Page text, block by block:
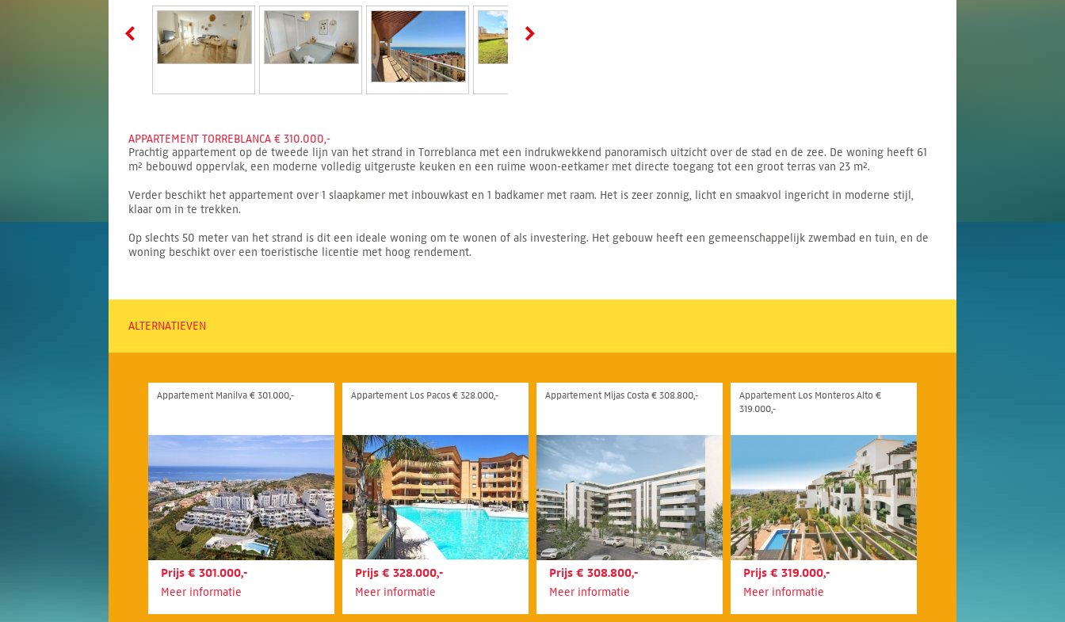
APPARTEMENT TORREBLANCA € 310.000,-
Prachtig appartement op de tweede lijn van het strand in Torreblanca met een indrukwekkend panoramisch uitzicht over de stad en de zee. De woning heeft 61
m² bebouwd oppervlak, een moderne volledig uitgeruste keuken en een ruime woon-eetkamer met directe toegang tot een groot terras van 23 m².
Verder beschikt het appartement over 1 slaapkamer met inbouwkast en 1 badkamer met raam. Het is zeer zonnig, licht en smaakvol ingericht in moderne stijl,
klaar om in te trekken.
Op slechts 50 meter van het strand is dit een ideale woning om te wonen of als investering. Het gebouw heeft een gemeenschappelijk zwembad en tuin, en de
woning beschikt over een toeristische licentie met hoog rendement.
ALTERNATIEVEN
Appartement Manilva € 301.000,-
Prijs € 301.000,-
Meer informatie
Appartement Los Pacos € 328.000,-
Prijs € 328.000,-
Meer informatie
Appartement Mijas Costa € 308.800,-
Prijs € 308.800,-
Meer informatie
Appartement Los Monteros Alto €
319.000,-
Prijs € 319.000,-
Meer informatie